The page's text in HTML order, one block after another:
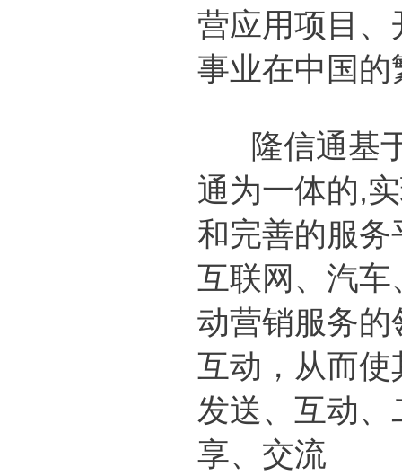
营应用项目、
事业在中国的
隆信通基于
通为一体的,
和完善的服
互联网、汽
动营销服务
互动，从而
发送、互动
享、交流